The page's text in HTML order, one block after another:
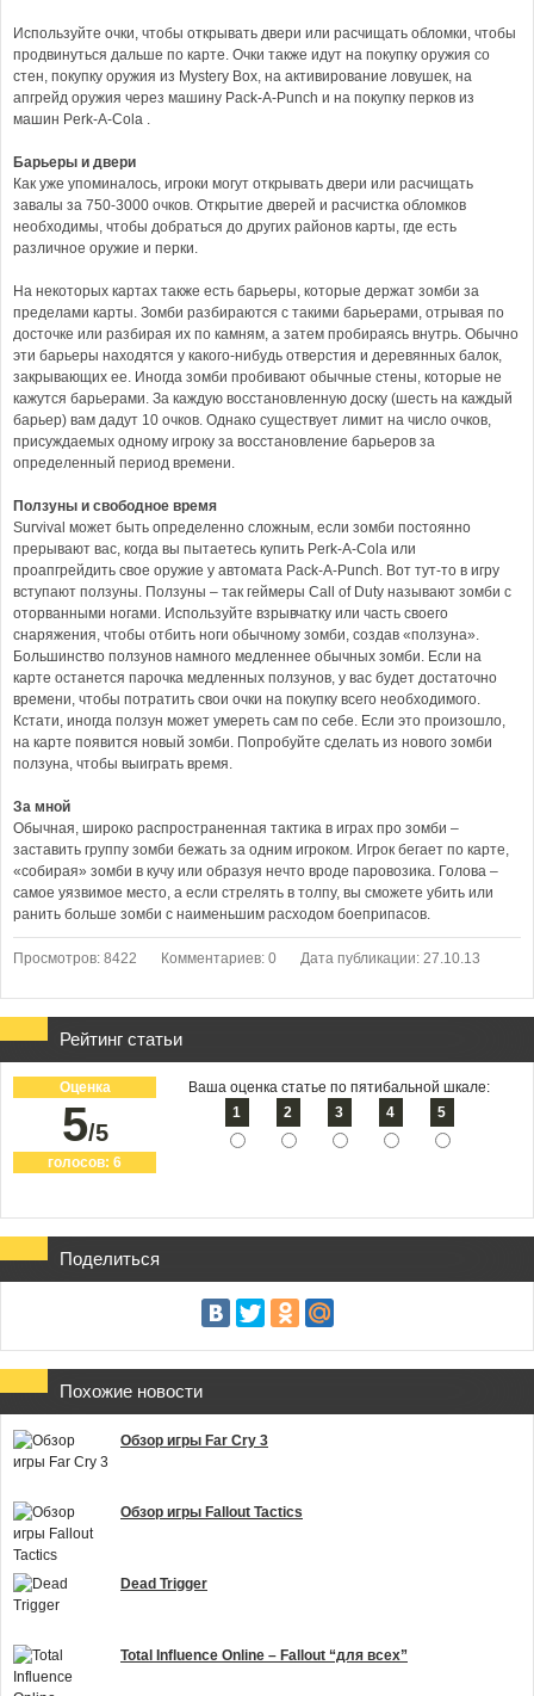
Используйте очки, чтобы открывать двери или расчищать обломки, чтобы
продвинуться дальше по карте. Очки также идут на покупку оружия со
стен, покупку оружия из Mystery Box, на активирование ловушек, на
апгрейд оружия через машину Pack-A-Punch и на покупку перков из
машин Perk-A-Cola .
Барьеры и двери
Как уже упоминалось, игроки могут открывать двери или расчищать
завалы за 750-3000 очков. Открытие дверей и расчистка обломков
необходимы, чтобы добраться до других районов карты, где есть
различное оружие и перки.
На некоторых картах также есть барьеры, которые держат зомби за
пределами карты. Зомби разбираются с такими барьерами, отрывая по
досточке или разбирая их по камням, а затем пробираясь внутрь. Обычно
эти барьеры находятся у какого-нибудь отверстия и деревянных балок,
закрывающих ее. Иногда зомби пробивают обычные стены, которые не
кажутся барьерами. За каждую восстановленную доску (шесть на каждый
барьер) вам дадут 10 очков. Однако существует лимит на число очков,
присуждаемых одному игроку за восстановление барьеров за
определенный период времени.
Ползуны и свободное время
Survival может быть определенно сложным, если зомби постоянно
прерывают вас, когда вы пытаетесь купить Perk-A-Cola или
проапгрейдить свое оружие у автомата Pack-A-Punch. Вот тут-то в игру
вступают ползуны. Ползуны – так геймеры Call of Duty называют зомби с
оторванными ногами. Используйте взрывчатку или часть своего
снаряжения, чтобы отбить ноги обычному зомби, создав «ползуна».
Большинство ползунов намного медленнее обычных зомби. Если на
карте останется парочка медленных ползунов, у вас будет достаточно
времени, чтобы потратить свои очки на покупку всего необходимого.
Кстати, иногда ползун может умереть сам по себе. Если это произошло,
на карте появится новый зомби. Попробуйте сделать из нового зомби
ползуна, чтобы выиграть время.
За мной
Обычная, широко распространенная тактика в играх про зомби –
заставить группу зомби бежать за одним игроком. Игрок бегает по карте,
«собирая» зомби в кучу или образуя нечто вроде паровозика. Голова –
самое уязвимое место, а если стрелять в толпу, вы сможете убить или
ранить больше зомби с наименьшим расходом боеприпасов.
Просмотров: 8422 Комментариев: 0 Дата публикации: 27.10.13
Рейтинг статьи
Оценка
5/5
голосов: 6
Ваша оценка статье по пятибальной шкале:
1
2 3 4 5
Поделиться
Похожие новости
Обзор игры Far Cry 3
Обзор игры Fallout Tactics
Dead Trigger
Total Influence Online – Fallout “для всех”